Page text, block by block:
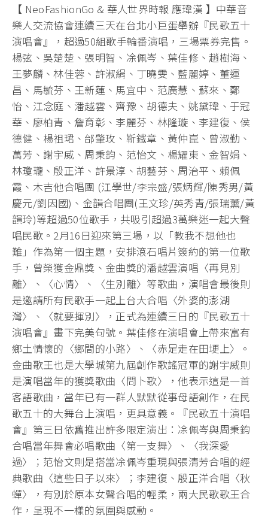
【 NeoFashionGo & 華人世界時報 應瑋漢 】中華音
樂人交流協會連續三天在台北小巨蛋舉辦『民歌五十
演唱會』，超過50組歌手輪番演唱，三場票券完售。
楊弦、吳楚楚、張明智、凃佩岑、葉佳修、趙樹海、
王夢麟、林佳蓉、許淑絹、丁曉雯、藍麗婷、董運
昌、馬毓芬、王新蓮、馬宜中、范廣慧、蘇來、鄭
怡、江念庭、潘越雲、齊豫、胡德夫、姚黛瑋、于冠
華、廖柏青、詹育彰、李麗芬、林隆璇、李建復、侯
德健、楊祖珺、邰肇玫、靳鐵章、黃仲崑、曾淑勤、
萬芳、謝宇威、周秉鈞、范怡文、楊耀東、金智娟、
林瓊瓏、殷正洋、許景淳、胡藝芬、周治平、賴佩
霞、木吉他合唱團 (江學世/李宗盛/張炳輝/陳秀男/黃
慶元/劉因國)、金韻合唱團(王文珍/英秀青/張瑞薰/黃
韻玲)等超過50位歌手，共吸引超過3萬樂迷一起大聲
唱民歌。2月16日迎來第三場，以「教我不想他也
難」作為第一個主題，安排滾石唱片簽約的第一位歌
手，曾榮獲金鼎獎、金曲獎的潘越雲演唱〈再見別
離〉、〈心情〉、〈生別離〉等歌曲，演唱會最後則
是邀請所有民歌手一起上台大合唱〈外婆的澎湖
灣〉、〈就要揮別〉，正式為連續三日的『民歌五十
演唱會』畫下完美句號。葉佳修在演唱會上帶來富有
鄉土情懷的〈鄉間的小路〉、〈赤足走在田埂上〉。
金曲歌王也是大學城第九屆創作歌謠冠軍的謝宇威則
是演唱當年的獲獎歌曲〈問卜歌〉，他表示這是一首
客語歌曲，當年已有一群人默默從事母語創作，在民
歌五十的大舞台上演唱，更具意義。『民歌五十演唱
會』第三日依舊推出許多限定演出：凃佩岑與周秉鈞
合唱當年舞會必唱歌曲〈第一支舞〉、〈我深愛
過〉；范怡文則是搭當凃佩岑重現與張清芳合唱的經
典歌曲〈這些日子以來〉；李建復、殷正洋合唱〈秋
蟬〉，有別於原本女聲合唱的輕柔，兩大民歌歌王合
作，呈現不一樣的氛圍與感動。